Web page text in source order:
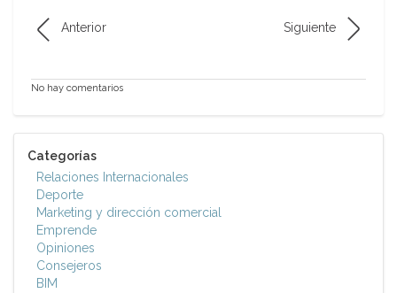
Anterior Siguiente
No hay comentarios
Categorías
Relaciones Internacionales
Deporte
Marketing y dirección comercial
Emprende
Opiniones
Consejeros
BIM